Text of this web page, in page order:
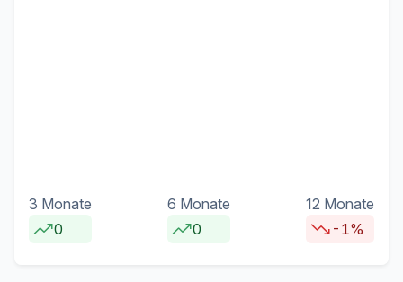
3 Monate
0
6 Monate
0
12 Monate
-1%